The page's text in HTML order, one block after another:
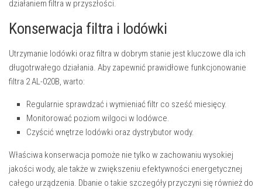
działaniem filtra w przyszłości.
Konserwacja filtra i lodówki
Utrzymanie lodówki oraz filtra w dobrym stanie jest kluczowe dla ich
długotrwałego działania. Aby zapewnić prawidłowe funkcjonowanie
filtra 2 AL-020B, warto:
Regularnie sprawdzać i wymieniać filtr co sześć miesięcy.
Monitorować poziom wilgoci w lodówce.
Czyścić wnętrze lodówki oraz dystrybutor wody.
Właściwa konserwacja pomoże nie tylko w zachowaniu wysokiej
jakości wody, ale także w zwiększeniu efektywności energetycznej
całego urządzenia. Dbanie o takie szczegóły przyczyni się również do